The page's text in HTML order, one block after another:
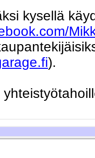
kysellä
).